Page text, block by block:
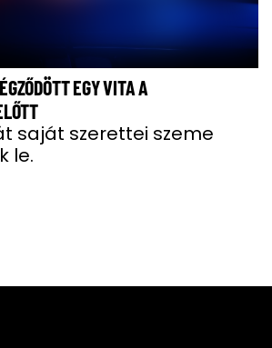
EGY VITA A
saját szerettei szeme
le.